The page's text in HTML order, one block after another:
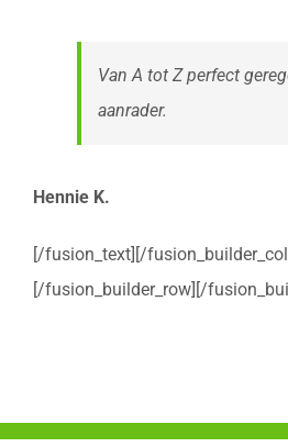
Van A tot Z perfect
aanrader.
Hennie K.
[/fusion_text][/
[/fusion_builder_row][/